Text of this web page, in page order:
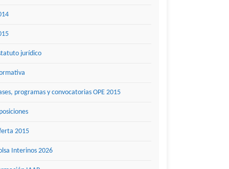
jurídico
programas y convocatorias OPE 2015
2015
Interinos 2026